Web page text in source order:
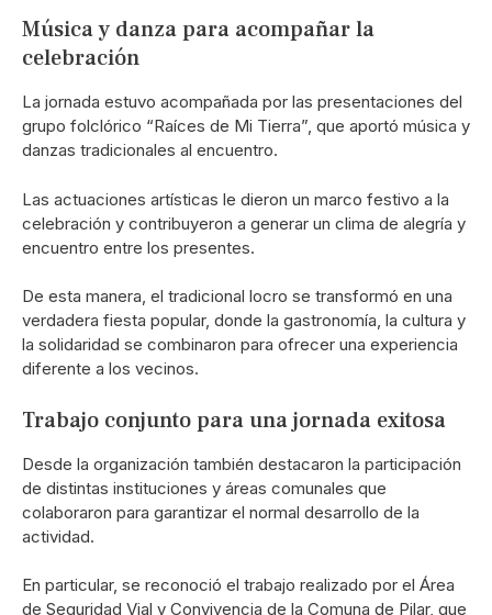
Música y danza para acompañar la
celebración
La jornada estuvo acompañada por las presentaciones del
grupo folclórico “Raíces de Mi Tierra”, que aportó música y
danzas tradicionales al encuentro.
Las actuaciones artísticas le dieron un marco festivo a la
celebración y contribuyeron a generar un clima de alegría y
encuentro entre los presentes.
De esta manera, el tradicional locro se transformó en una
verdadera fiesta popular, donde la gastronomía, la cultura y
la solidaridad se combinaron para ofrecer una experiencia
diferente a los vecinos.
Trabajo conjunto para una jornada exitosa
Desde la organización también destacaron la participación
de distintas instituciones y áreas comunales que
colaboraron para garantizar el normal desarrollo de la
actividad.
En particular, se reconoció el trabajo realizado por el Área
de Seguridad Vial y Convivencia de la Comuna de Pilar, que